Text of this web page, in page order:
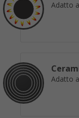
Adatto
Adatto